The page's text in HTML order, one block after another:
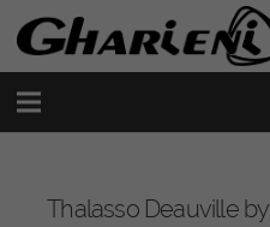
Thalasso Deauville